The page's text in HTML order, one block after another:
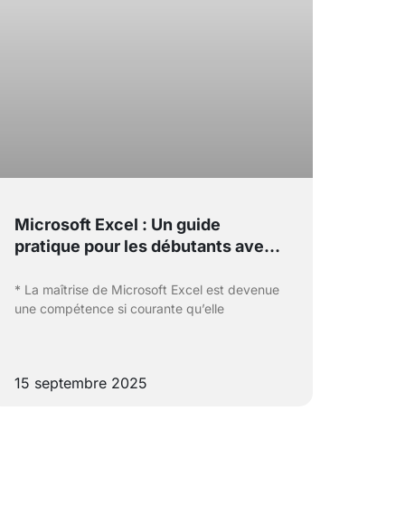
Microsoft Excel : Un guide
pratique pour les débutants avec
* La maîtrise de Microsoft Excel est devenue
une compétence si courante qu’elle
15 septembre 2025